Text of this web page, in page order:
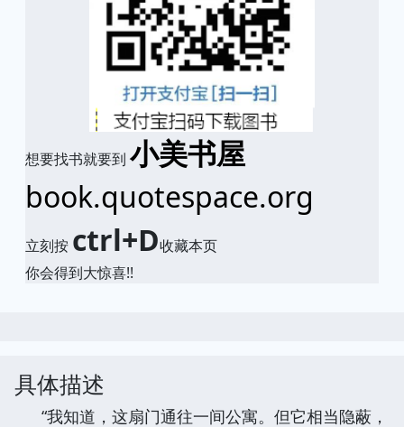
想要找书就要到 小美书屋
book.quotespace.org
立刻按 ctrl+D收藏本页
你会得到大惊喜!!
具体描述
“我知道，这扇门通往一间公寓。但它相当隐蔽，